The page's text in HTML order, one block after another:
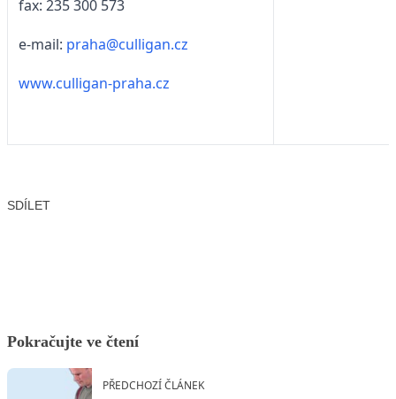
fax: 235 300 573
e-mail: praha@culligan.cz
www.culligan-praha.cz
SDÍLET
Pokračujte ve čtení
PŘEDCHOZÍ ČLÁNEK